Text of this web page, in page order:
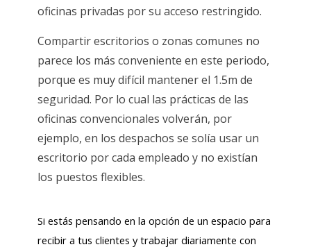
oficinas privadas por su acceso restringido.
Compartir escritorios o zonas comunes no
parece los más conveniente en este periodo,
porque es muy difícil mantener el 1.5m de
seguridad. Por lo cual las prácticas de las
oficinas convencionales volverán, por
ejemplo, en los despachos se solía usar un
escritorio por cada empleado y no existían
los puestos flexibles.
Si estás pensando en la opción de un espacio para
recibir a tus clientes y trabajar diariamente con